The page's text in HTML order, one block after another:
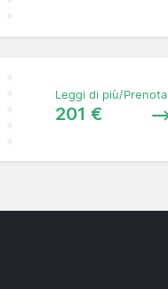
Leggi di più/Prenota
201 €